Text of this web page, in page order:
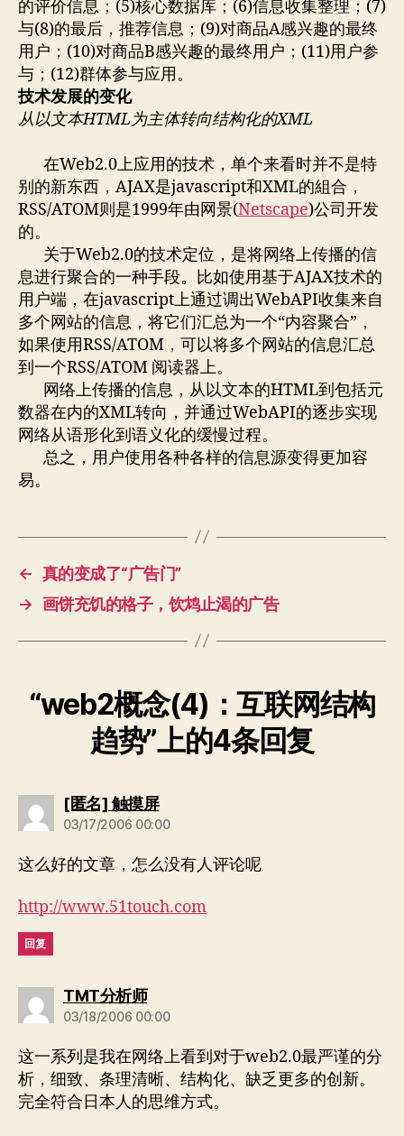
的评价信息；(5)核心数据库；(6)信息收集整理；(7)
与(8)的最后，推荐信息；(9)对商品A感兴趣的最终
用户；(10)对商品B感兴趣的最终用户；(11)用户参
与；(12)群体参与应用。
技术发展的变化
从以文本HTML为主体转向结构化的XML
在Web2.0上应用的技术，单个来看时并不是特
别的新东西，AJAX是javascript和XML的組合，
RSS/ATOM则是1999年由网景(Netscape)公司开发
的。
关于Web2.0的技术定位，是将网络上传播的信
息进行聚合的一种手段。比如使用基于AJAX技术的
用户端，在javascript上通过调出WebAPI收集来自
多个网站的信息，将它们汇总为一个“内容聚合”，
如果使用RSS/ATOM，可以将多个网站的信息汇总
到一个RSS/ATOM 阅读器上。
网络上传播的信息，从以文本的HTML到包括元
数器在内的XML转向，并通过WebAPI的逐步实现
网络从语形化到语义化的缓慢过程。
总之，用户使用各种各样的信息源变得更加容
易。
← 真的变成了“广告门”
→ 画饼充饥的格子，饮鸩止渴的广告
“web2概念(4)：互联网结构
趋势”上的4条回复
[匿名] 触摸屏说：
03/17/2006 00:00
这么好的文章，怎么没有人评论呢
http://www.51touch.com
回复
TMT分析师说：
03/18/2006 00:00
这一系列是我在网络上看到对于web2.0最严谨的分
析，细致、条理清晰、结构化、缺乏更多的创新。
完全符合日本人的思维方式。